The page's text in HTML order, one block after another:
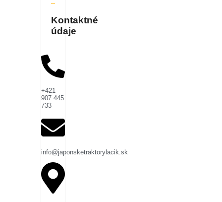
Kontaktné
údaje
+421
907 445
733
info@japonsketraktorylacik.sk